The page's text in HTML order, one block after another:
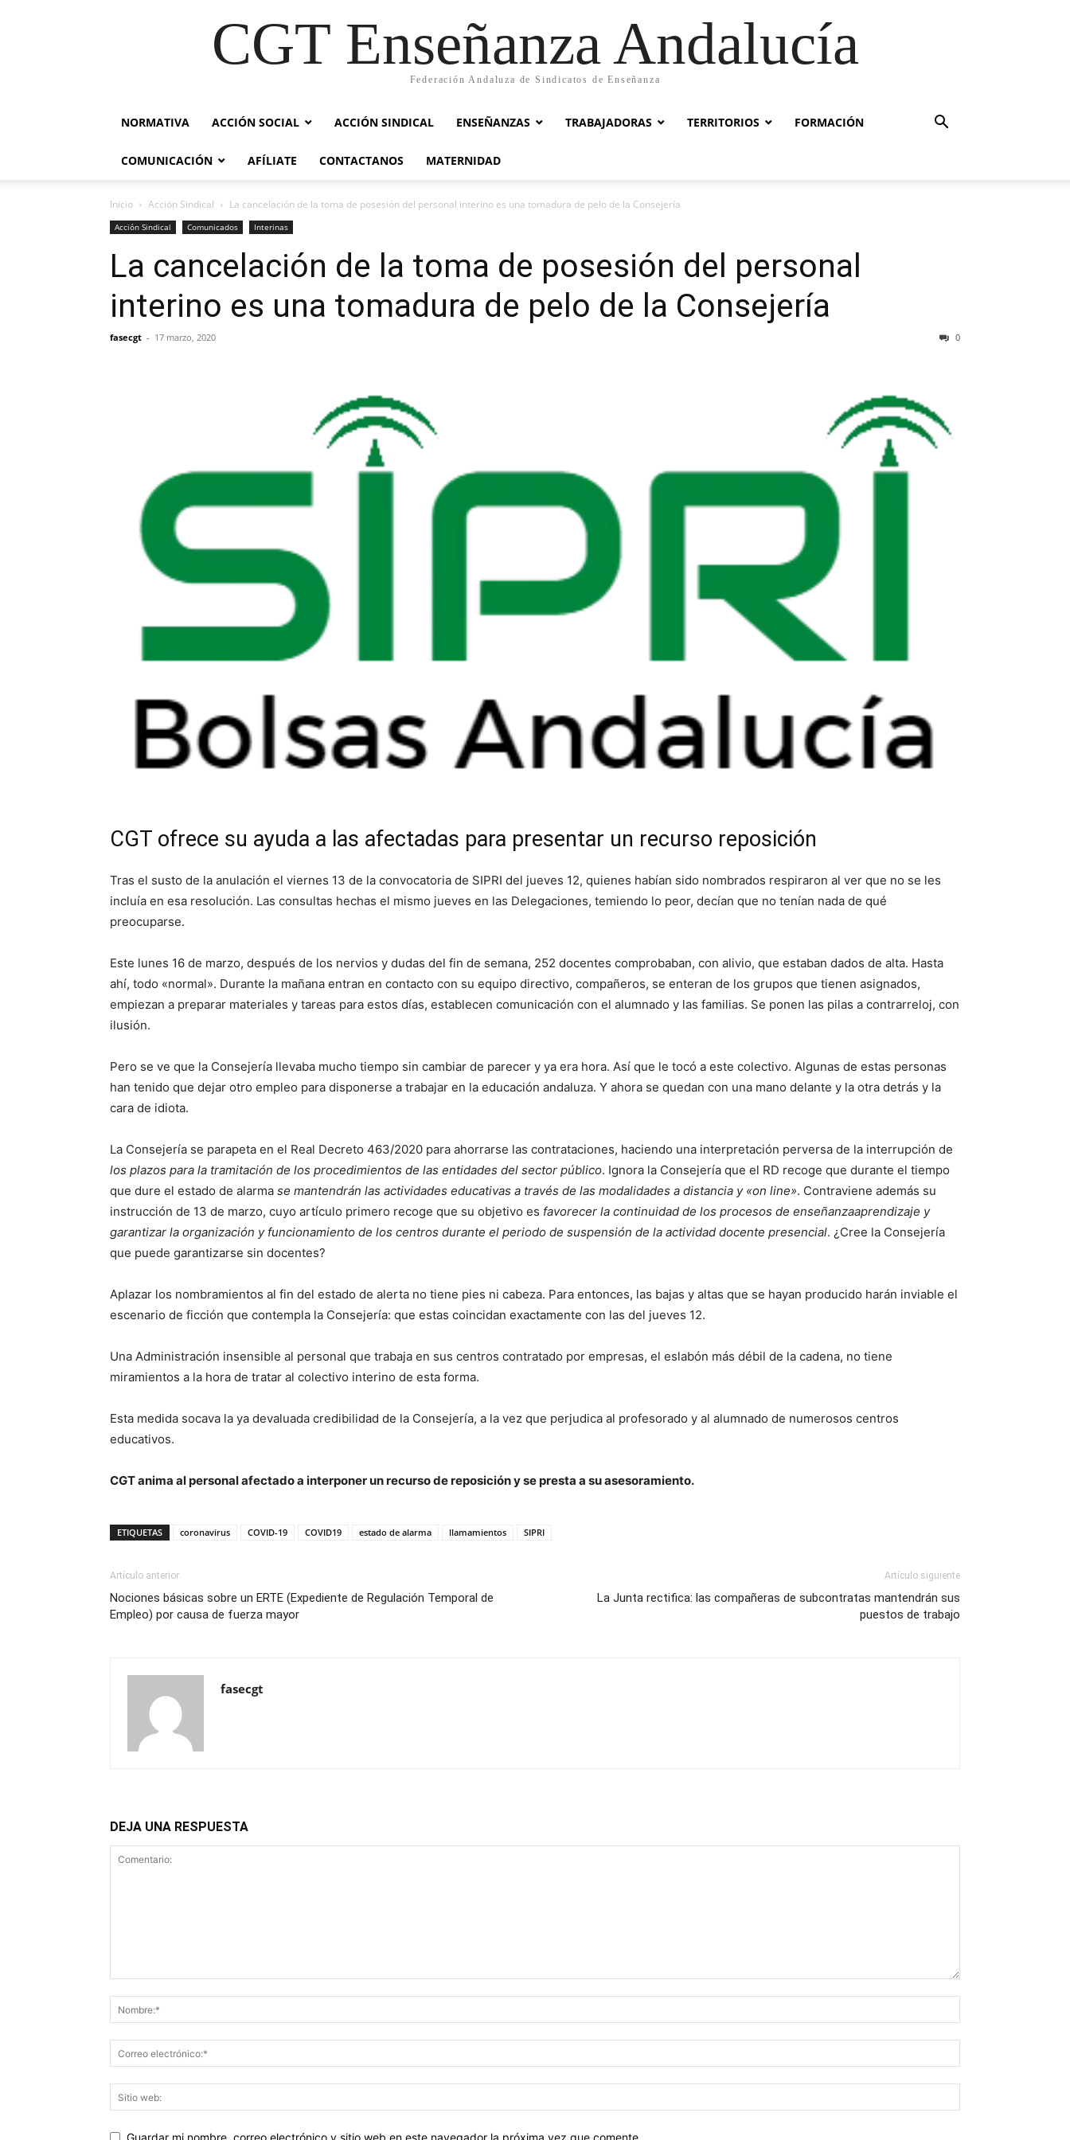
CGT Enseñanza Andalucía
Federación Andaluza de Sindicatos de Enseñanza
NORMATIVA ACCIÓN SOCIAL ACCIÓN SINDICAL ENSEÑANZAS TRABAJADORAS TERRITORIOS FORMACIÓN
COMUNICACIÓN AFÍLIATE CONTACTANOS MATERNIDAD
Inicio Acción Sindical La cancelación de la toma de posesión del personal interino es una tomadura de pelo de la Consejería
Acción Sindical Comunicados Interinas
La cancelación de la toma de posesión del personal
interino es una tomadura de pelo de la Consejería
fasecgt - 17 marzo, 2020 0
CGT ofrece su ayuda a las afectadas para presentar un recurso reposición
Tras el susto de la anulación el viernes 13 de la convocatoria de SIPRI del jueves 12, quienes habían sido nombrados respiraron al ver que no se les
incluía en esa resolución. Las consultas hechas el mismo jueves en las Delegaciones, temiendo lo peor, decían que no tenían nada de qué
preocuparse.
Este lunes 16 de marzo, después de los nervios y dudas del fin de semana, 252 docentes comprobaban, con alivio, que estaban dados de alta. Hasta
ahí, todo «normal». Durante la mañana entran en contacto con su equipo directivo, compañeros, se enteran de los grupos que tienen asignados,
empiezan a preparar materiales y tareas para estos días, establecen comunicación con el alumnado y las familias. Se ponen las pilas a contrarreloj, con
ilusión.
Pero se ve que la Consejería llevaba mucho tiempo sin cambiar de parecer y ya era hora. Así que le tocó a este colectivo. Algunas de estas personas
han tenido que dejar otro empleo para disponerse a trabajar en la educación andaluza. Y ahora se quedan con una mano delante y la otra detrás y la
cara de idiota.
La Consejería se parapeta en el Real Decreto 463/2020 para ahorrarse las contrataciones, haciendo una interpretación perversa de la interrupción de
los plazos para la tramitación de los procedimientos de las entidades del sector público. Ignora la Consejería que el RD recoge que durante el tiempo
que dure el estado de alarma se mantendrán las actividades educativas a través de las modalidades a distancia y «on line». Contraviene además su
instrucción de 13 de marzo, cuyo artículo primero recoge que su objetivo es favorecer la continuidad de los procesos de enseñanzaaprendizaje y
garantizar la organización y funcionamiento de los centros durante el periodo de suspensión de la actividad docente presencial. ¿Cree la Consejería
que puede garantizarse sin docentes?
Aplazar los nombramientos al fin del estado de alerta no tiene pies ni cabeza. Para entonces, las bajas y altas que se hayan producido harán inviable el
escenario de ficción que contempla la Consejería: que estas coincidan exactamente con las del jueves 12.
Una Administración insensible al personal que trabaja en sus centros contratado por empresas, el eslabón más débil de la cadena, no tiene
miramientos a la hora de tratar al colectivo interino de esta forma.
Esta medida socava la ya devaluada credibilidad de la Consejería, a la vez que perjudica al profesorado y al alumnado de numerosos centros
educativos.
CGT anima al personal afectado a interponer un recurso de reposición y se presta a su asesoramiento.
ETIQUETAS coronavirus COVID-19 COVID19 estado de alarma llamamientos SIPRI
Artículo anterior
Nociones básicas sobre un ERTE (Expediente de Regulación Temporal de
Empleo) por causa de fuerza mayor
Artículo siguiente
La Junta rectifica: las compañeras de subcontratas mantendrán sus
puestos de trabajo
fasecgt
DEJA UNA RESPUESTA
Guardar mi nombre, correo electrónico y sitio web en este navegador la próxima vez que comente.